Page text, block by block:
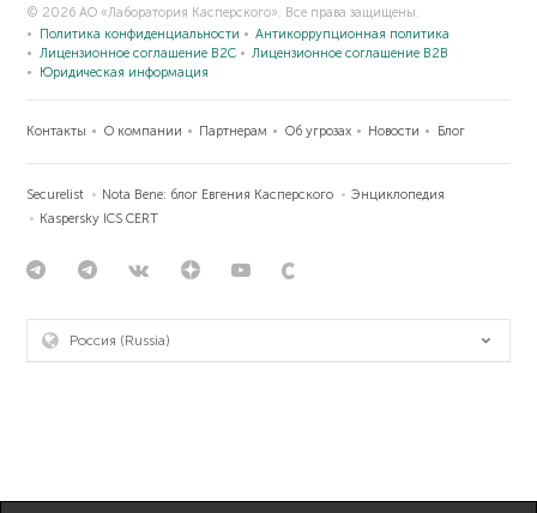
© 2026 АО «Лаборатория Касперского». Все права защищены.
Политика конфиденциальности
Антикоррупционная политика
Лицензионное соглашение B2C
Лицензионное соглашение B2B
Юридическая информация
Контакты О компании Партнерам Об угрозах Новости Блог
Securelist Nota Bene: блог Евгения Касперского
Энциклопедия
Kaspersky ICS CERT
Россия (Russia)